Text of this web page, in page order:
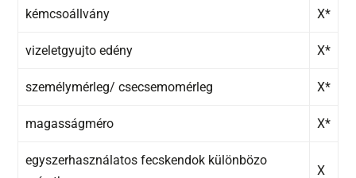
kémcsoállvány X*
vizeletgyujto edény X*
személymérleg/ csecsemomérleg X*
magasságméro X*
egyszerhasználatos fecskendok különbözo
X